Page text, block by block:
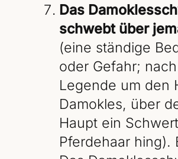
Das
schwebt über
(eine ständige
oder Gefahr;
Legende um den
Damokles, über
Haupt ein
Pferdehaar hing).